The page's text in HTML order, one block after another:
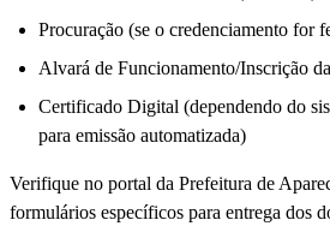
Procuração (se o credenciamento for
Alvará de Funcionamento/Inscrição
Certificado Digital (dependendo do
para emissão automatizada)
Verifique no portal da Prefeitura de
formulários específicos para entrega dos